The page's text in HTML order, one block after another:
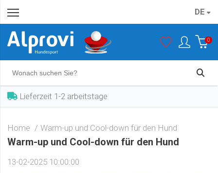
DE
0
Lieferzeit 1-2 arbeitstage
Home Warm-up und Cool-down für den Hund
Warm-up und Cool-down für den Hund
13-02-2025 10:00:00